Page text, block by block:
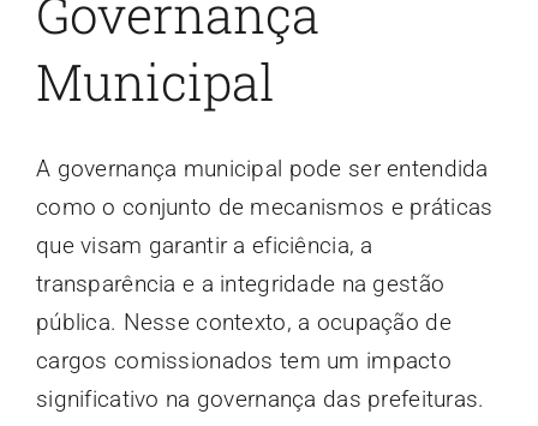
Governança
Municipal
A governança municipal pode ser entendida
como o conjunto de mecanismos e práticas
que visam garantir a eficiência, a
transparência e a integridade na gestão
pública. Nesse contexto, a ocupação de
cargos comissionados tem um impacto
significativo na governança das prefeituras.